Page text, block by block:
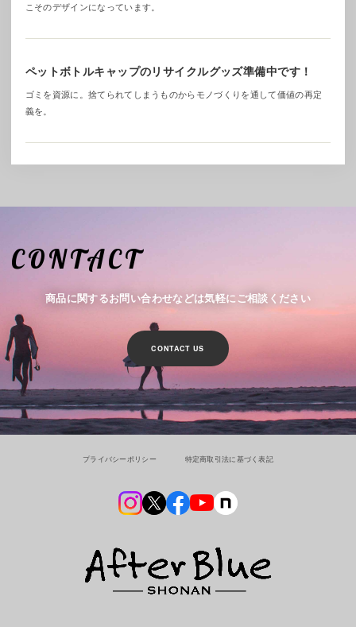
こそのデザインになっています。
ペットボトルキャップのリサイクルグッズ準備中です！
ゴミを資源に。捨てられてしまうものからモノづくりを通して価値の再定
義を。
CONTACT
商品に関するお問い合わせなどは気軽にご相談ください
CONTACT US
プライバシーポリシー 特定商取引法に基づく表記